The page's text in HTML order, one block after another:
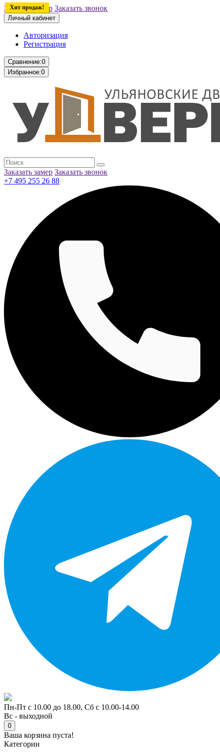
Заказать замер Заказать звонок
Личный кабинет
Авторизация
Регистрация
Сравнение:0
Избранное:0
Заказать замер Заказать звонок
+7 495 255 26 88
Пн-Пт с 10.00 до 18.00, Сб с 10.00-14.00
Вс - выходной
0
Ваша корзина пуста!
Категории
Хит продаж!